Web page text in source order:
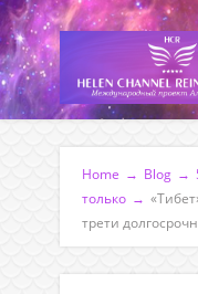
Home → Blog →
только →
трети